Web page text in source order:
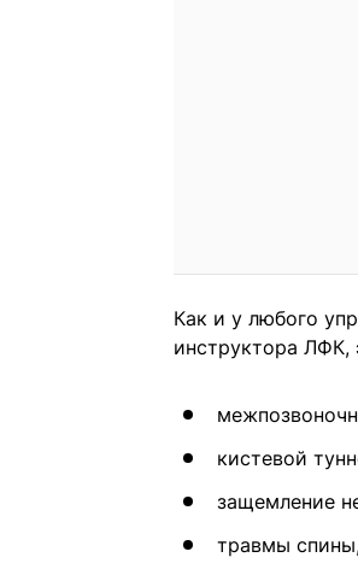
Как и у любого
инструктора ЛФК,
кистевой
защемление
травмы